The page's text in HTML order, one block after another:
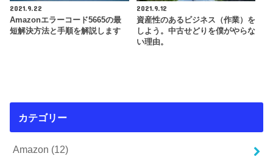
2021.9.22
Amazonエラーコード5665の最
短解決方法と手順を解説します
2021.9.12
資産性のあるビジネス（作業）を
しよう。中古せどりを僕がやらな
い理由。
カテゴリー
Amazon (12)